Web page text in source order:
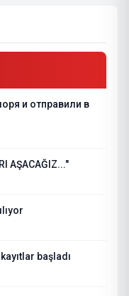
и отправили в
AŞACAĞIZ..."
başladı